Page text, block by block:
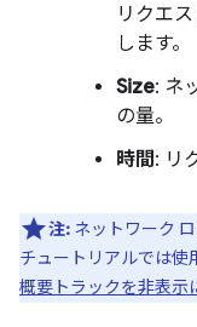
リクエ
します。
Size: ネ
の量。
時間: リ
注: ネットワーク
チュートリアルでは使
概要トラックを非表示